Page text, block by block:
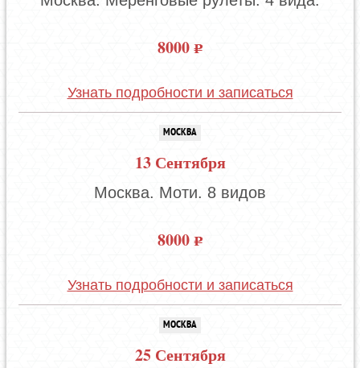
8000
Узнать подробности и записаться
МОСКВА
13 Сентября
Москва. Моти. 8 видов
8000
Узнать подробности и записаться
МОСКВА
25 Сентября